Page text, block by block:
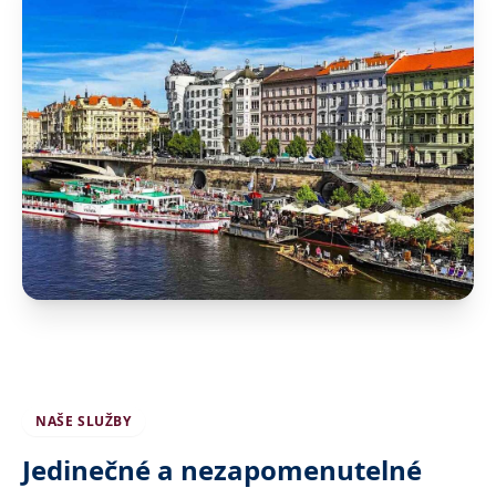
NAŠE SLUŽBY
Jedinečné a nezapomenutelné